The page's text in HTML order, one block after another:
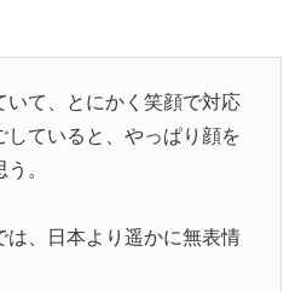
いて、とにかく笑顔で対応
していると、やっぱり顔を
。
は、日本より遥かに無表情